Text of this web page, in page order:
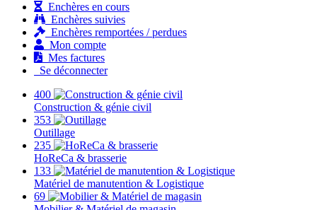
Enchères en cours
Enchères suivies
Enchères remportées / perdues
Mon compte
Mes factures
Se déconnecter
400
Construction & génie civil
353
Outillage
235
HoReCa & brasserie
133
Matériel de manutention & Logistique
69